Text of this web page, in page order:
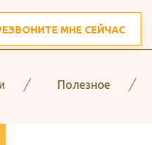
МНЕ СЕЙЧАС
Полезное